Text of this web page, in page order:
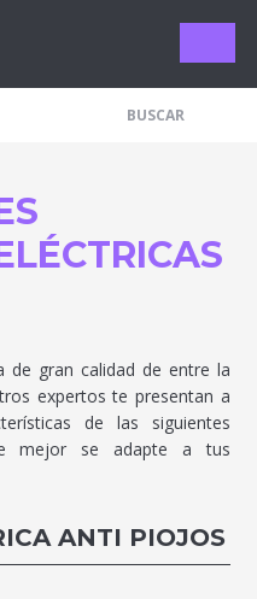
Limpieza
de gran calidad de entre la
expertos te presentan a
de las siguientes
mejor se adapte a tus
ANTI PIOJOS